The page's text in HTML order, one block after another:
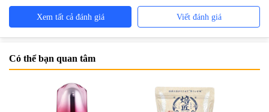
Xem tất cả đánh giá Viết đánh giá
Có thể bạn quan tâm